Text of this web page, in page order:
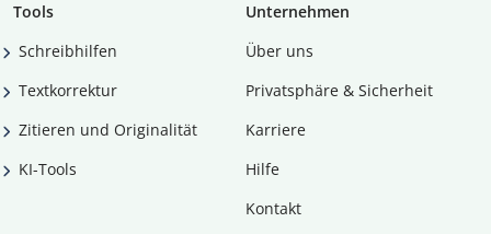
Tools
Schreibhilfen
Textkorrektur
Zitieren und Originalität
KI-Tools
Unternehmen
Über uns
Privatsphäre & Sicherheit
Karriere
Hilfe
Kontakt